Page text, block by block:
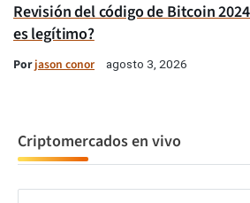
Revisión del código de Bitcoin
es legítimo?
Porjason conor agosto 3, 2026
Criptomercados en vivo